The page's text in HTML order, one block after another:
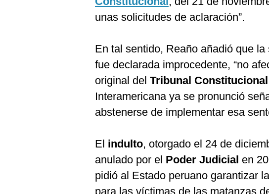
unas solicitudes de aclaración”.
En tal sentido, Reaño añadió que
fue declarada improcedente, “no
original del Tribunal Constitucional
Interamericana ya se pronunció
abstenerse de implementar esa
El indulto, otorgado el 24 de
anulado por el Poder Judicial en
pidió al Estado peruano garantizar
para las víctimas de las matanzas